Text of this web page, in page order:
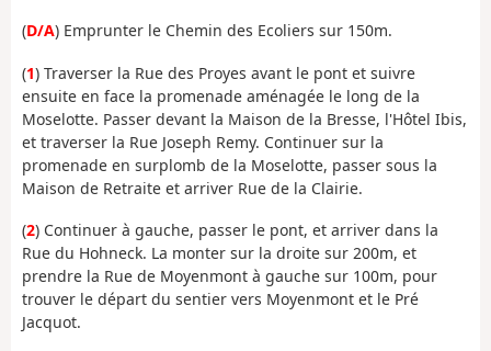
(D/A) Emprunter le Chemin des Ecoliers sur 150m.
(1) Traverser la Rue des Proyes avant le pont et suivre
ensuite en face la promenade aménagée le long de la
Moselotte. Passer devant la Maison de la Bresse, l'Hôtel Ibis,
et traverser la Rue Joseph Remy. Continuer sur la
promenade en surplomb de la Moselotte, passer sous la
Maison de Retraite et arriver Rue de la Clairie.
(2) Continuer à gauche, passer le pont, et arriver dans la
Rue du Hohneck. La monter sur la droite sur 200m, et
prendre la Rue de Moyenmont à gauche sur 100m, pour
trouver le départ du sentier vers Moyenmont et le Pré
Jacquot.